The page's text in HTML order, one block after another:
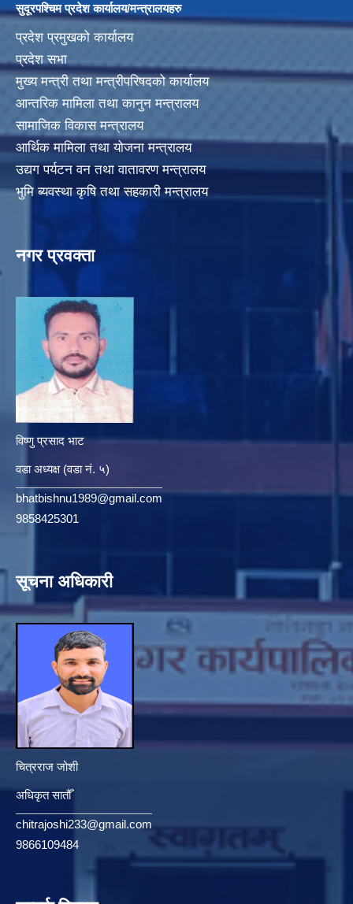
सुदूरपश्चिम प्रदेश कार्यालय/मन्त्रालयहरु
प्रदेश प्रमुखको कार्यालय
प्रदेश सभा
मुख्य मन्त्री तथा मन्त्रीपरिषदको कार्यालय
आन्तरिक मामिला तथा कानुन मन्त्रालय
सामाजिक विकास मन्त्रालय
आर्थिक मामिला तथा योजना मन्त्रालय
उद्यग पर्यटन वन तथा वातावरण मन्त्रालय
भुमि ब्यवस्था कृषि तथा सहकारी मन्त्रालय
नगर प्रवक्ता
विष्णु प्रसाद भाट
वडा अध्यक्ष (वडा नं. ५)
bhatbishnu1989@gmail.com
9858425301
सूचना अधिकारी
चित्रराज जोशी
अधिकृत सातौँ
chitrajoshi233@gmail.com
9866109484